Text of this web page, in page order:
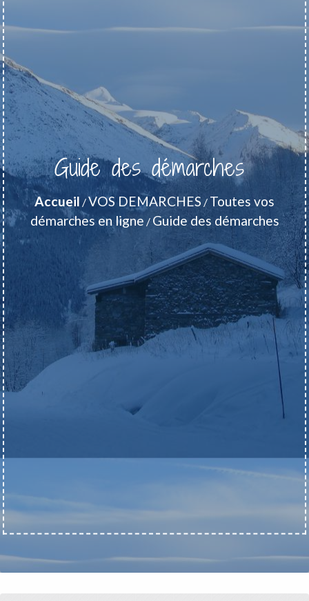
Guide des démarches
Accueil /VOS DEMARCHES / Toutes vos
démarches en ligne / Guide des démarches